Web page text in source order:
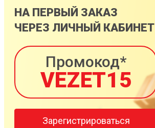
НА ПЕРВЫЙ ЗАКАЗ
ЧЕРЕЗ ЛИЧНЫЙ КАБИНЕТ
Промокод*
VEZET15
Зарегистрироваться